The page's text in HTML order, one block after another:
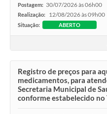
Editais
Telefones Úteis
A Prefeitura
Postagem: 30/07/2026 às 06h00
Realização: 12/08/2026 às 09h00
Situação: ABERTO
Registro de preços para
medicamentos, para
Secretaria Municipal de
conforme estabelecido no